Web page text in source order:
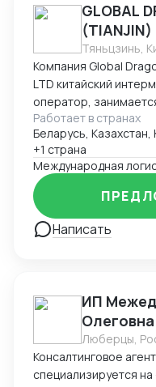
GLOBAL
(TIANJIN)
Тяньцзинь,
Компания Global
LTD китайский
оператор,
контейнерными
Компания имеет
международной
процесс перевозки
нашими
100 сотрудников из
Dragon International
Работает в странах
Беларусь, Казахстан,
+1 страна
Международная
Написать
ИП
Олеговна
Люберцы,
Консалтинговое
специализируется